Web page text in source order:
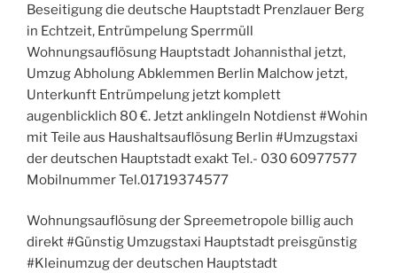
Beseitigung die deutsche Hauptstadt Prenzlauer Berg
in Echtzeit, Entrümpelung Sperrmüll
Wohnungsauflösung Hauptstadt Johannisthal jetzt,
Umzug Abholung Abklemmen Berlin Malchow jetzt,
Unterkunft Entrümpelung jetzt komplett
augenblicklich 80 €. Jetzt anklingeln Notdienst #Wohin
mit Teile aus Haushaltsauflösung Berlin #Umzugstaxi
der deutschen Hauptstadt exakt Tel.- 030 60977577
Mobilnummer Tel.01719374577
Wohnungsauflösung der Spreemetropole billig auch
direkt #Günstig Umzugstaxi Hauptstadt preisgünstig
#Kleinumzug der deutschen Hauptstadt